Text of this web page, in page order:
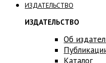
ИЗДАТЕЛЬСТВО
ИЗДАТЕЛЬСТВО
Об
Каталог